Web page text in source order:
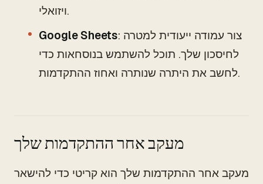
ויזואלי.
Google Sheets: צור עמודה ייעודית למטרה
לחיסכון שלך. תוכל להשתמש בנוסחאות כדי
לחשב את היתרה שנותרה ואחוז ההתקדמות.
מעקב אחר ההתקדמות שלך
מעקב אחר ההתקדמות שלך הוא קריטי כדי להישאר